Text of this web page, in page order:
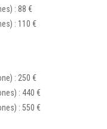
: 88 €
: 110 €
: 250 €
: 440 €
: 550 €